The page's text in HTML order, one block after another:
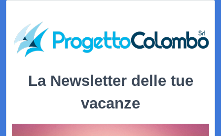
La Newsletter delle tue
vacanze